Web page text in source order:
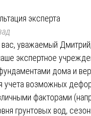
эксперта
уважаемый
экспертное
дома и
учета возможных
факторами
грунтовых вод,